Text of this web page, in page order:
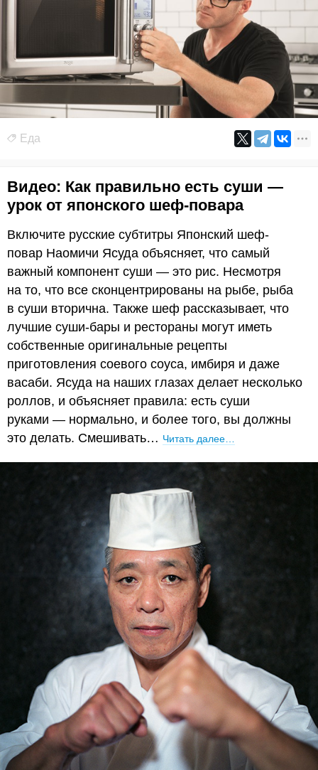
Еда
Видео: Как правильно есть суши —
урок от японского шеф-повара
Включите русские субтитры Японский шеф-
повар Наомичи Ясуда объясняет, что самый
важный компонент суши — это рис. Несмотря
на то, что все сконцентрированы на рыбе, рыба
в суши вторична. Также шеф рассказывает, что
лучшие суши-бары и рестораны могут иметь
собственные оригинальные рецепты
приготовления соевого соуса, имбиря и даже
васаби. Ясуда на наших глазах делает несколько
роллов, и объясняет правила: есть суши
руками — нормально, и более того, вы должны
это делать. Смешивать… Читать далее…